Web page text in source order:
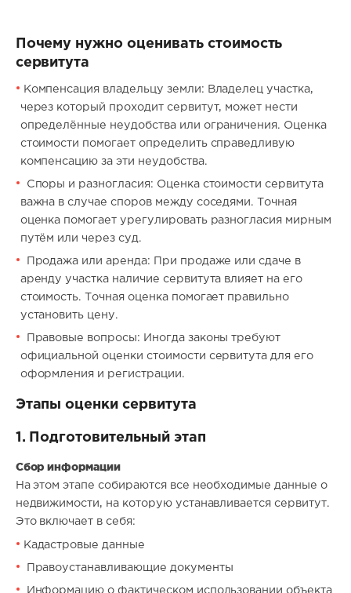
Почему нужно оценивать стоимость
сервитута
Компенсация владельцу земли: Владелец участка,
через который проходит сервитут, может нести
определённые неудобства или ограничения. Оценка
стоимости помогает определить справедливую
компенсацию за эти неудобства.
Споры и разногласия: Оценка стоимости сервитута
важна в случае споров между соседями. Точная
оценка помогает урегулировать разногласия мирным
путём или через суд.
Продажа или аренда: При продаже или сдаче в
аренду участка наличие сервитута влияет на его
стоимость. Точная оценка помогает правильно
установить цену.
Правовые вопросы: Иногда законы требуют
официальной оценки стоимости сервитута для его
оформления и регистрации.
Этапы оценки сервитута
1. Подготовительный этап
Сбор информации
На этом этапе собираются все необходимые данные о
недвижимости, на которую устанавливается сервитут.
Это включает в себя:
Кадастровые данные
Правоустанавливающие документы
Информацию о фактическом использовании объекта